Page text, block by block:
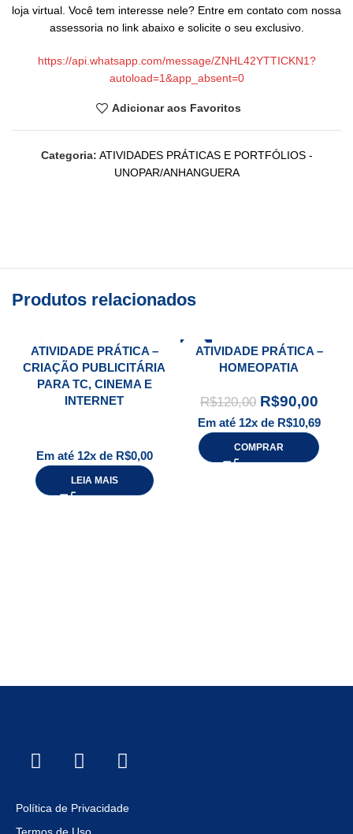
loja virtual. Você tem interesse nele? Entre em contato com nossa
assessoria no link abaixo e solicite o seu exclusivo.
https://api.whatsapp.com/message/ZNHL42YTTICKN1?
autoload=1&app_absent=0
Adicionar aos Favoritos
Categoria: ATIVIDADES PRÁTICAS E PORTFÓLIOS -
UNOPAR/ANHANGUERA
Produtos relacionados
ATIVIDADE PRÁTICA –
CRIAÇÃO PUBLICITÁRIA
PARA TC, CINEMA E
INTERNET
Em até 12x de R$0,00
LEIA MAIS
-25%
ATIVIDADE PRÁTICA –
HOMEOPATIA
R$120,00 R$90,00
Em até 12x de R$10,69
COMPRAR
Política de Privacidade